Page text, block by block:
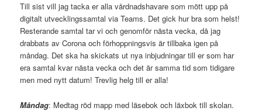
Till sist vill jag tacka er alla vårdnadshavare som mött upp på
digitalt utvecklingssamtal via Teams. Det gick hur bra som helst!
Resterande samtal tar vi och genomför nästa vecka, då jag
drabbats av Corona och förhoppningsvis är tillbaka igen på
måndag. Det ska ha skickats ut nya inbjudningar till er som har
era samtal kvar nästa vecka och det är samma tid som tidigare
men med nytt datum! Trevlig helg till er alla!
Måndag: Medtag röd mapp med läsebok och läxbok till skolan.